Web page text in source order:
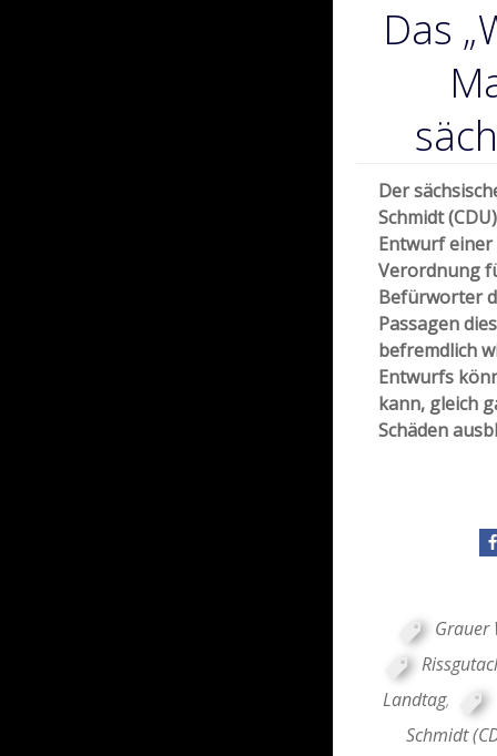
Das
Der
Schmidt
Entwurf
Verordnung
Befürworter
Passagen
befremdlich
Entwurfs
kann, gleich
Schäden
Grauer
Landtag,
Schmidt